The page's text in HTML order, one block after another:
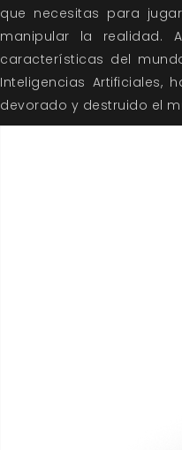
que necesitas para
manipular la realidad.
características del
Inteligencias Artificiales,
devorado y destruido el